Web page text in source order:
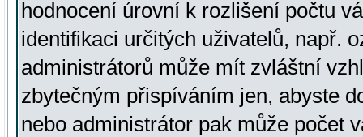
hodnocení úrovní k rozlišení počtu
identifikaci určitých uživatelů, např.
administrátorů může mít zvláštní
zbytečným přispíváním jen, abyste
nebo administrátor pak může počet